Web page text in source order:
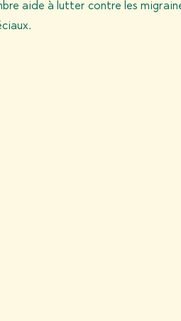
aide à lutter contre les